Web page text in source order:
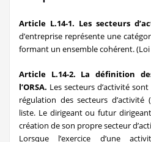
Article L.14-1. Les secteurs
d’entreprise représente une
formant un ensemble cohérent. (Loi
Article L.14-2. La définition
l’ORSA. Les secteurs d’activité
régulation des secteurs d’activité
liste. Le dirigeant ou futur
création de son propre secteur
Lorsque l’exercice d’une